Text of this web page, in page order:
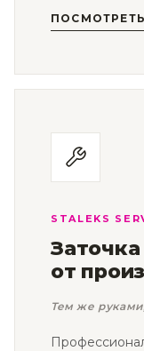
STALEKS
Заточка
от
Тем же